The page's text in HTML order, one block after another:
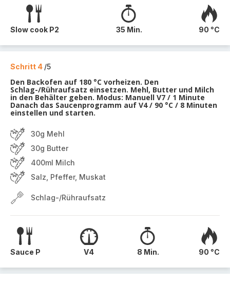
Slow cook P2 35 Min. 90 °C
Schritt 4 /5
Den Backofen auf 180 °C vorheizen. Den
Schlag-/Rühraufsatz einsetzen. Mehl, Butter und Milch
in den Behälter geben. Modus: Manuell V7 / 1 Minute
Danach das Saucenprogramm auf V4 / 90 °C / 8 Minuten
einstellen und starten.
30g Mehl
30g Butter
400ml Milch
Salz, Pfeffer, Muskat
Schlag-/Rühraufsatz
Sauce P V4 8 Min. 90 °C